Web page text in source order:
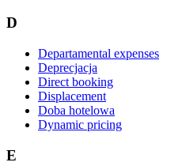
D
Departamental expenses
Deprecjacja
Direct booking
Displacement
Doba hotelowa
Dynamic pricing
E